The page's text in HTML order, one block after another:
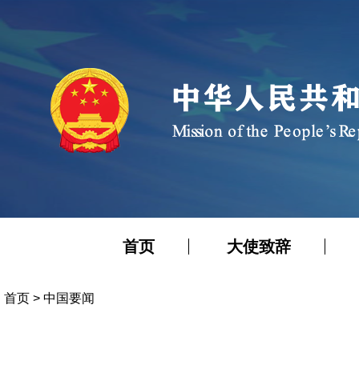
首页 大使致辞
首页 > 中国要闻